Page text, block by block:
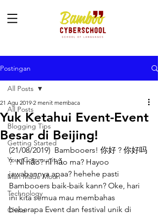
Postingan
All Posts
Blogging Tips
Getting Started
Your Community
Man Made Moon
Technology
China
All Posts
Yuk Ketahui Event-Event
Besar di Beijing!
21 Agu 2019 2 menit membaca
(21/08/2019)  Bambooers! 你好 ? 你好吗
?  Nǐ hǎo? nǐ hǎo ma? Hayoo
jawabannya apaa? hehehe pasti
Bambooers baik-baik kann? Oke, hari
ini kita semua mau membahas
beberapa Event dan festival unik di